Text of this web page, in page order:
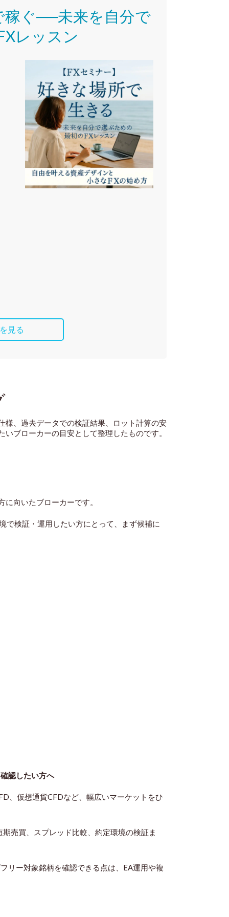
稼ぐ──未来を自分で
レッスン
見る
様、過去データでの検証結果、ロット計算の安
いブローカーの目安として整理したものです。
向いたブローカーです。
で検証・運用したい方にとって、まず候補に
認したい方へ
、仮想通貨CFDなど、幅広いマーケットをひ
売買、スプレッド比較、約定環境の検証ま
リー対象銘柄を確認できる点は、EA運用や複